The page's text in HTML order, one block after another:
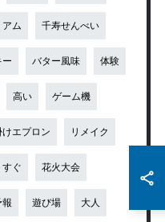
アム 千寿せんべい
ー バター風味 体験
高い ゲーム機
けエプロン リメイク
すぐ 花火大会
報 遊び場 大人